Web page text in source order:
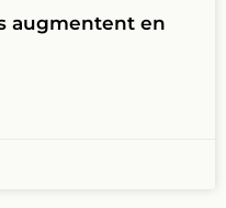
augmentent en